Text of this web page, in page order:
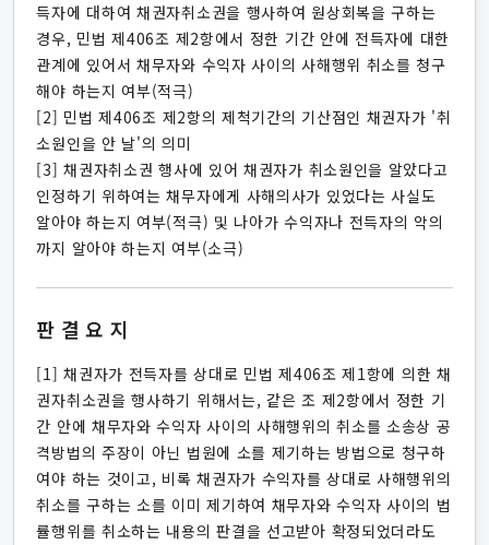
득자에 대하여 채권자취소권을 행사하여 원상회복을 구하는
경우, 민법 제406조 제2항에서 정한 기간 안에 전득자에 대한
관계에 있어서 채무자와 수익자 사이의 사해행위 취소를 청구
해야 하는지 여부(적극)
[2] 민법 제406조 제2항의 제척기간의 기산점인 채권자가 '취
소원인을 안 날'의 의미
[3] 채권자취소권 행사에 있어 채권자가 취소원인을 알았다고
인정하기 위하여는 채무자에게 사해의사가 있었다는 사실도
알아야 하는지 여부(적극) 및 나아가 수익자나 전득자의 악의
까지 알아야 하는지 여부(소극)
판결요지
[1] 채권자가 전득자를 상대로 민법 제406조 제1항에 의한 채
권자취소권을 행사하기 위해서는, 같은 조 제2항에서 정한 기
간 안에 채무자와 수익자 사이의 사해행위의 취소를 소송상 공
격방법의 주장이 아닌 법원에 소를 제기하는 방법으로 청구하
여야 하는 것이고, 비록 채권자가 수익자를 상대로 사해행위의
취소를 구하는 소를 이미 제기하여 채무자와 수익자 사이의 법
률행위를 취소하는 내용의 판결을 선고받아 확정되었더라도